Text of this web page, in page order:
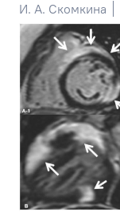
И. А. Скомкина